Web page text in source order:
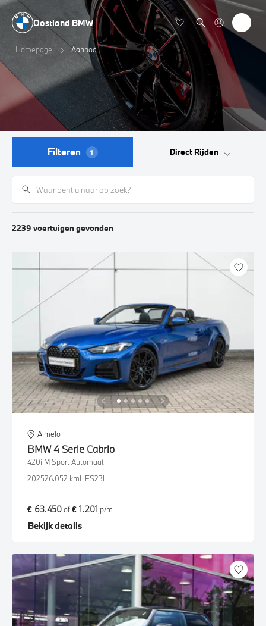
Oostland BMW
Homepage Aanbod
Filteren 1 Direct Rijden
2239 voertuigen gevonden
Almelo
BMW4 Serie Cabrio
420i M Sport Automaat
202526.052 kmHFS23H
€ 63.450of€ 1.201 p/m
Bekijk details